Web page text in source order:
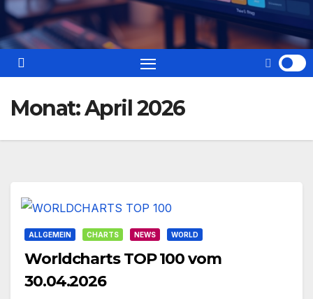
Monat:April 2026
ALLGEMEIN CHARTS NEWS WORLD
Worldcharts TOP 100 vom
30.04.2026